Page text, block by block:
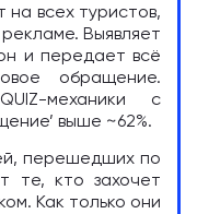
на всех туристов,
Выявляет
и передает всё
обращение.
механики с
выше ~62%.
перешедших по
те, кто захочет
Как только они